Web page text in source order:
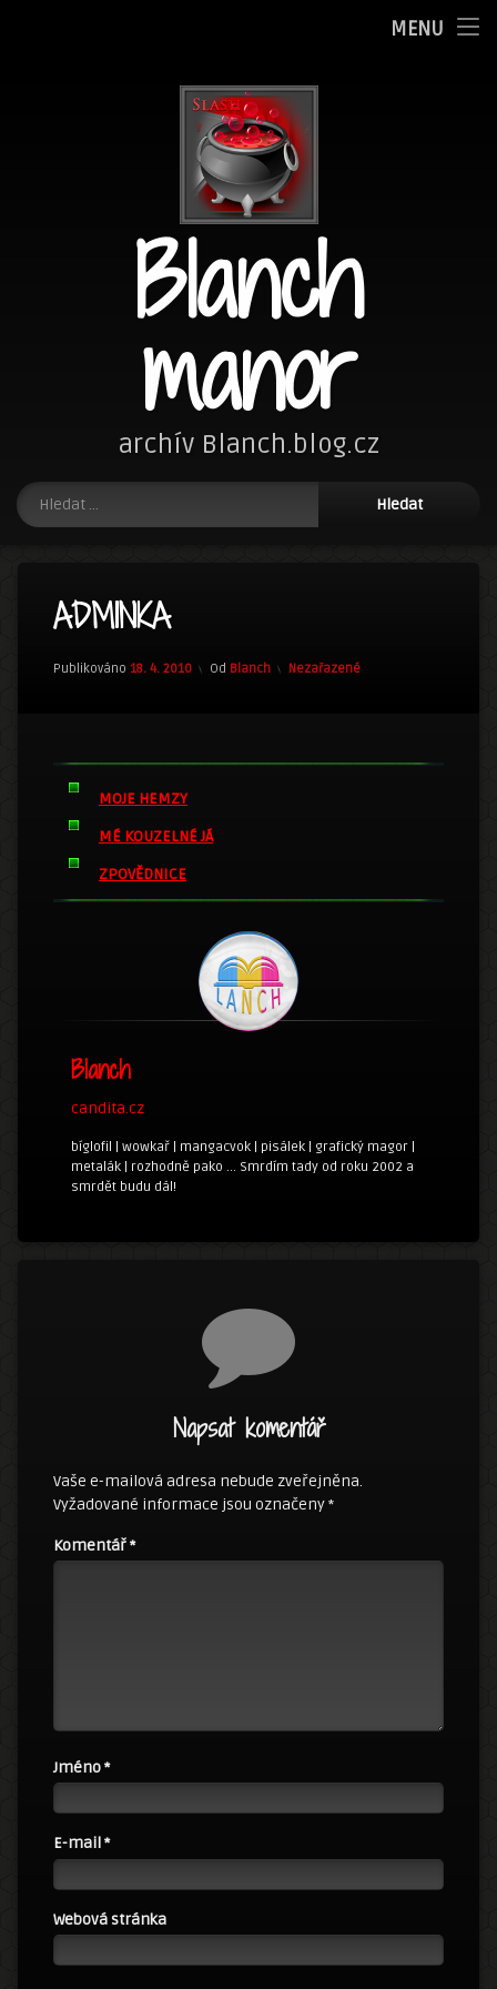
MENU
Návštěvní kniha
Blanch
manor
archív Blanch.blog.cz
ADMINKA
Publikováno 18. 4. 2010 Od Blanch Kategorie:
Nezařazené
MOJE HEMZY
MÉ KOUZELNÉ JÁ
ZPOVĚDNICE
Blanch
candita.cz
bíglofil | wowkař | mangacvok | pisálek | grafický magor |
metalák | rozhodně pako ... Smrdím tady od roku 2002 a
smrdět budu dál!
Napsat komentář
Vaše e-mailová adresa nebude zveřejněna.
Vyžadované informace jsou označeny*
Komentář*
Jméno*
E-mail*
Webová stránka